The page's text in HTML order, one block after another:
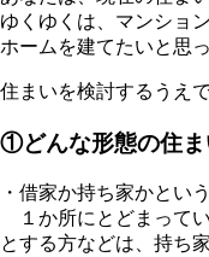
ゆくゆくは、マンショ
ホームを建てたいと思
住まいを検討するうえ
①どんな形態の住ま
・借家か持ち家かとい
１か所にとどまって
とする方などは、持ち